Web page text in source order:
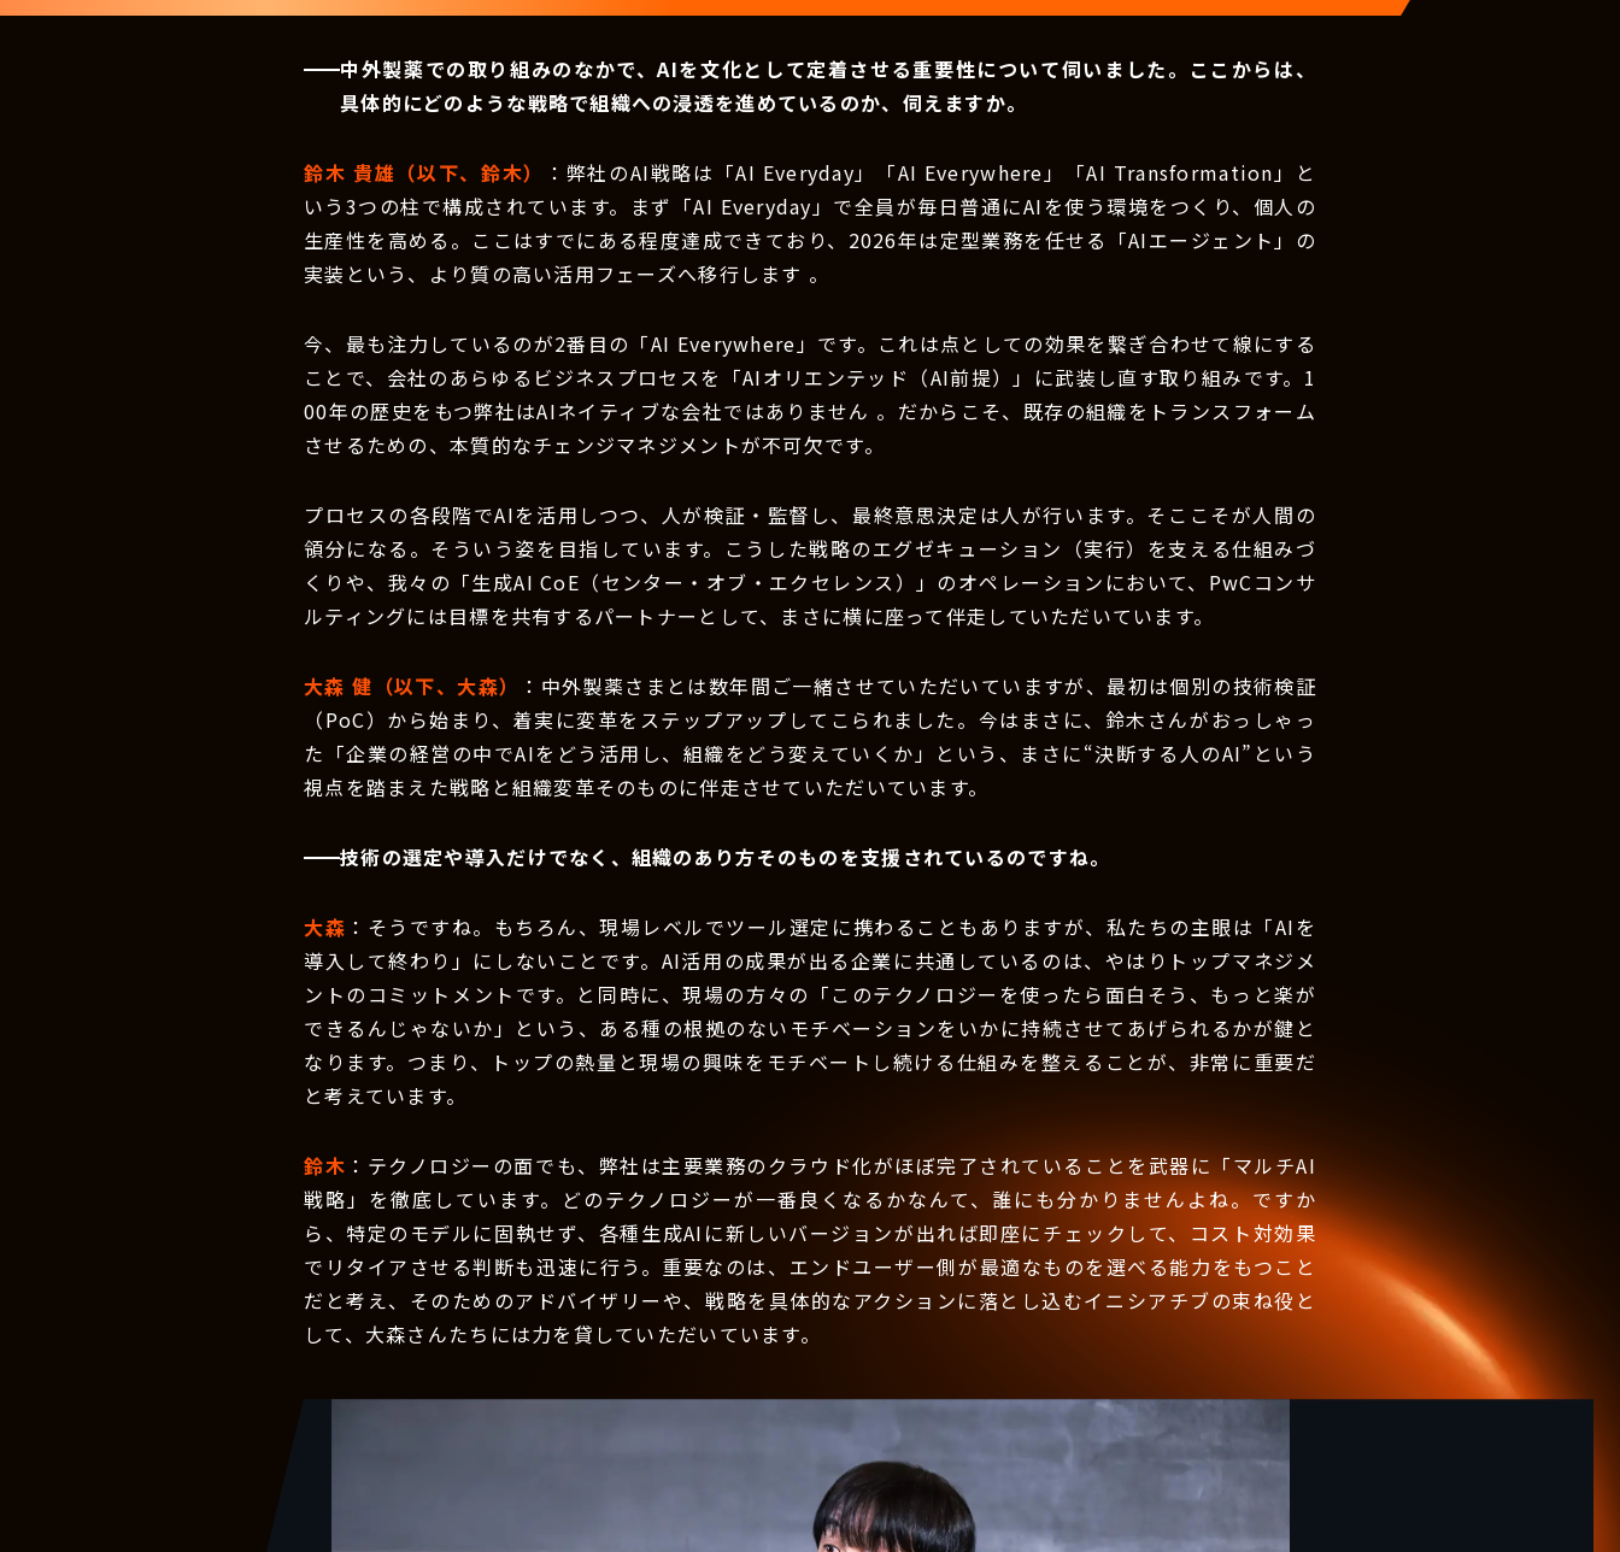
中外製薬での取り組みのなかで、AIを文化として定着させる重要性について伺いました。ここからは、
具体的にどのような戦略で組織への浸透を進めているのか、伺えますか。
鈴木 貴雄（以下、鈴木）
：弊社のAI戦略は「AI Everyday」「AI Everywhere」「AI Transformation」と
いう3つの柱で構成されています。まず「AI Everyday」で全員が毎日普通にAIを使う環境をつくり、個人の
生産性を高める。ここはすでにある程度達成できており、2026年は定型業務を任せる「AIエージェント」の
実装という、より質の高い活用フェーズへ移行します 。
今、最も注力しているのが2番目の「AI Everywhere」です。これは点としての効果を繋ぎ合わせて線にする
ことで、会社のあらゆるビジネスプロセスを「AIオリエンテッド（AI前提）」に武装し直す取り組みです。1
00年の歴史をもつ弊社はAIネイティブな会社ではありません 。だからこそ、既存の組織をトランスフォーム
させるための、本質的なチェンジマネジメントが不可欠です。
プロセスの各段階でAIを活用しつつ、人が検証・監督し、最終意思決定は人が行います。そここそが人間の
領分になる。そういう姿を目指しています。こうした戦略のエグゼキューション（実行）を支える仕組みづ
くりや、我々の「生成AI CoE（センター・オブ・エクセレンス）」のオペレーションにおいて、PwCコンサ
ルティングには目標を共有するパートナーとして、まさに横に座って伴走していただいています。
大森 健（以下、大森）
：中外製薬さまとは数年間ご一緒させていただいていますが、最初は個別の技術検証
（PoC）から始まり、着実に変革をステップアップしてこられました。今はまさに、鈴木さんがおっしゃっ
た「企業の経営の中でAIをどう活用し、組織をどう変えていくか」という、まさに“決断する人のAI”という
視点を踏まえた戦略と組織変革そのものに伴走させていただいています。
技術の選定や導入だけでなく、組織のあり方そのものを支援されているのですね。
大森 ：そうですね。もちろん、現場レベルでツール選定に携わることもありますが、私たちの主眼は「AIを
導入して終わり」にしないことです。AI活用の成果が出る企業に共通しているのは、やはりトップマネジメ
ントのコミットメントです。と同時に、現場の方々の「このテクノロジーを使ったら面白そう、もっと楽が
できるんじゃないか」という、ある種の根拠のないモチベーションをいかに持続させてあげられるかが鍵と
なります。つまり、トップの熱量と現場の興味をモチベートし続ける仕組みを整えることが、非常に重要だ
と考えています。
鈴木 ：テクノロジーの面でも、弊社は主要業務のクラウド化がほぼ完了されていることを武器に「マルチAI
戦略」を徹底しています。どのテクノロジーが一番良くなるかなんて、誰にも分かりませんよね。ですか
ら、特定のモデルに固執せず、各種生成AIに新しいバージョンが出れば即座にチェックして、コスト対効果
でリタイアさせる判断も迅速に行う。重要なのは、エンドユーザー側が最適なものを選べる能力をもつこと
だと考え、そのためのアドバイザリーや、戦略を具体的なアクションに落とし込むイニシアチブの束ね役と
して、大森さんたちには力を貸していただいています。